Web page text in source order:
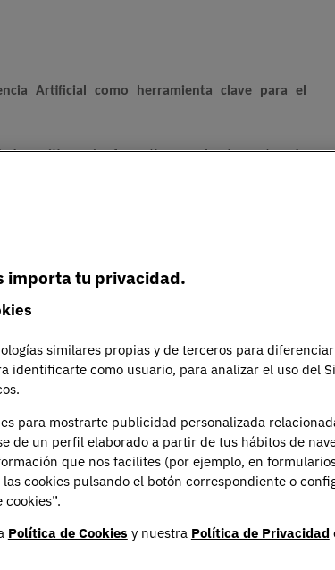
Artificial como herramienta clave para el
un itinerario formativo en fundamentos de
de aprendizaje
universidad, con especial relevancia para la
importa tu privacidad.
similares propias y de terceros para
identificarte como usuario, para analizar el uso del
para mostrarte publicidad personalizada
de un perfil elaborado a partir de tus hábitos de
que nos facilites (por ejemplo, en
cookies pulsando el botón correspondiente o
Política de Cookies y nuestra Política de Privacidad